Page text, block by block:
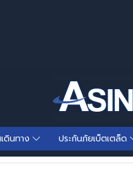
ดินทาง ประกันภัยเบ็ตเตล็ด